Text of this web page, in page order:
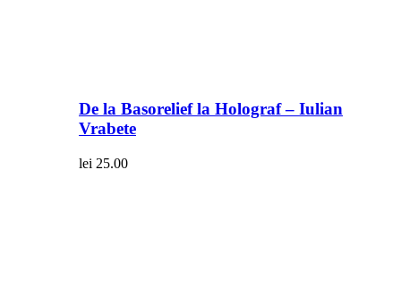
De la Basorelief la Holograf – Iulian
Vrabete
lei 25.00